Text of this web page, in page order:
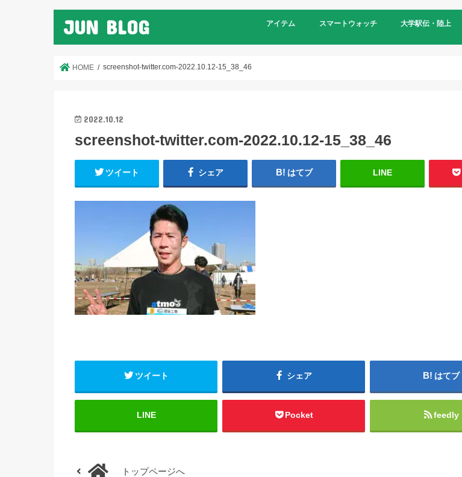
JUN BLOG アイテム スマートウォッチ 大学駅伝・陸上
HOME screenshot-twitter.com-2022.10.12-15_38_46
2022.10.12
screenshot-twitter.com-2022.10.12-15_38_46
ツイート シェア はてブ LINE
ツイート シェア はてブ
LINE Pocket feedly
トップページへ